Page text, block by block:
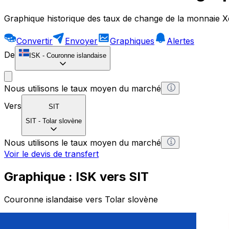
Graphique historique des taux de change de la monnaie
Convertir Envoyer Graphiques
Alertes
De
ISK - Couronne islandaise
Nous utilisons le taux moyen du marché
Vers
SIT
SIT - Tolar slovène
Nous utilisons le taux moyen du marché
Voir le devis de transfert
Graphique : ISK vers SIT
Couronne islandaise vers Tolar slovène